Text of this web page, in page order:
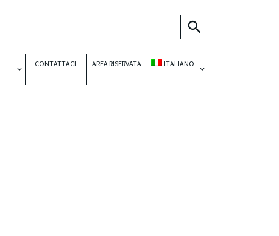
CONTATTACI AREA RISERVATA ITALIANO